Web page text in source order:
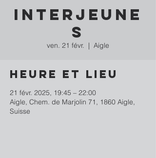
Interjeune
s
ven. 21 févr.
  |
Aigle
Heure et lieu
21 févr. 2025, 19:45 – 22:00
Aigle, Chem. de Marjolin 71, 1860 Aigle,
Suisse